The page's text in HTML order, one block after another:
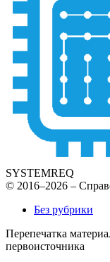
SYSTEMREQ
© 2016–2026 –
Без рубрики
Перепечатка
первоисточника